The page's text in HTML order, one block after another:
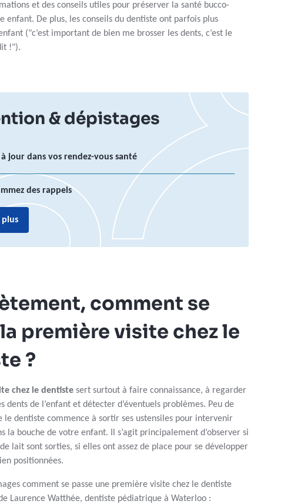
et des conseils utiles pour préserver la santé bucco-
enfant. De plus, les conseils du dentiste ont parfois plus
("c’est important de bien me brosser les dents, c’est le
!").
& dépistages
à jour dans vos rendez-vous santé
des rappels
plus
comment se
première visite chez le
?
chez le dentiste sert surtout à faire connaissance, à regarder
dents de l’enfant et détecter d’éventuels problèmes. Peu de
le dentiste commence à sortir ses ustensiles pour intervenir
la bouche de votre enfant. Il s’agit principalement d’observer si
lait sont sorties, si elles ont assez de place pour se développer
positionnées.
comment se passe une première visite chez le dentiste
Laurence Watthée, dentiste pédiatrique à Waterloo :